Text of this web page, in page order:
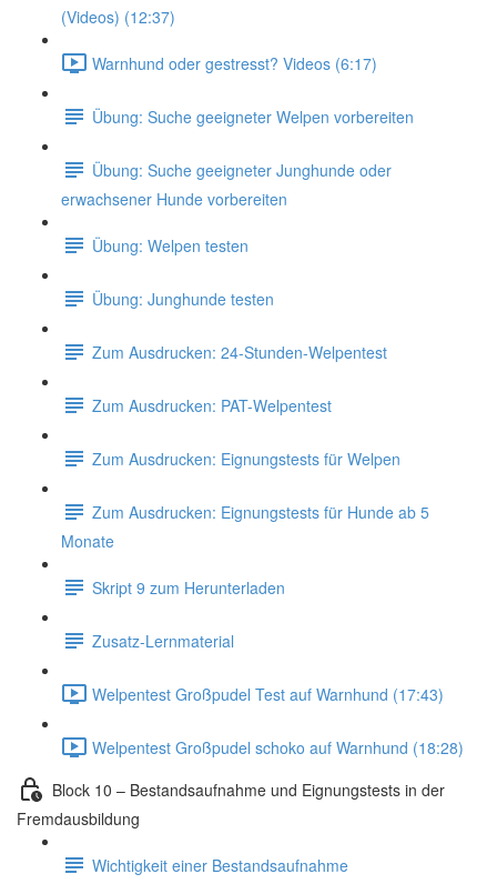
(Videos) (12:37)
Warnhund oder gestresst? Videos (6:17)
Übung: Suche geeigneter Welpen vorbereiten
Übung: Suche geeigneter Junghunde oder
erwachsener Hunde vorbereiten
Übung: Welpen testen
Übung: Junghunde testen
Zum Ausdrucken: 24-Stunden-Welpentest
Zum Ausdrucken: PAT-Welpentest
Zum Ausdrucken: Eignungstests für Welpen
Zum Ausdrucken: Eignungstests für Hunde ab 5
Monate
Skript 9 zum Herunterladen
Zusatz-Lernmaterial
Welpentest Großpudel Test auf Warnhund (17:43)
Welpentest Großpudel schoko auf Warnhund (18:28)
Block 10 – Bestandsaufnahme und Eignungstests in der
Fremdausbildung
Wichtigkeit einer Bestandsaufnahme